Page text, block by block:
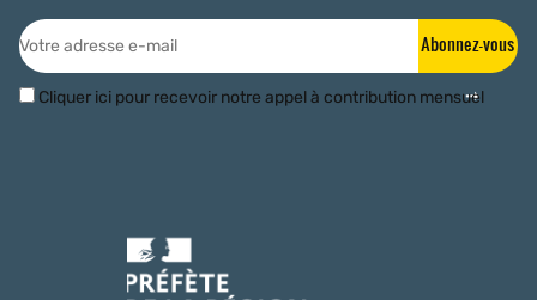
Abonnez-vous
Cliquer ici pour recevoir notre appel à contribution mensuel